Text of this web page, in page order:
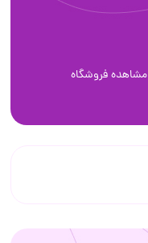
مشاهده فروشگاه